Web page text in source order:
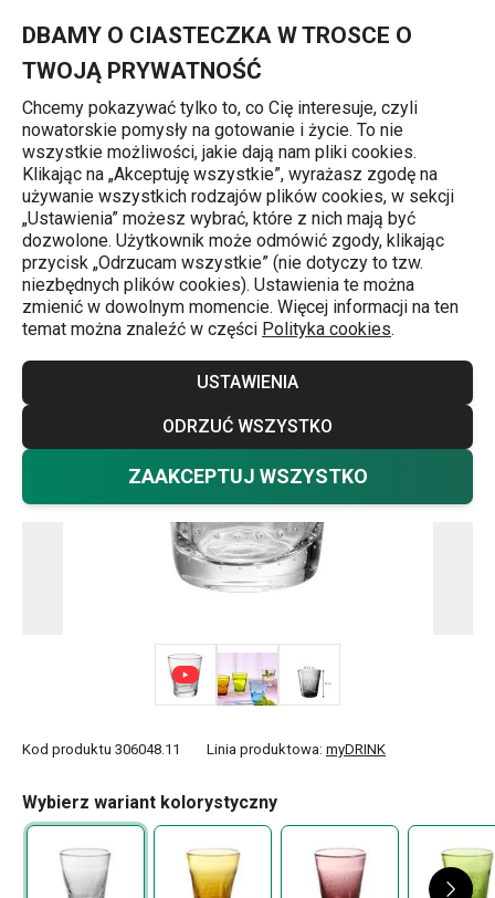
DBAMY O CIASTECZKA W TROSCE O
TWOJĄ PRYWATNOŚĆ
Chcemy pokazywać tylko to, co Cię interesuje, czyli
nowatorskie pomysły na gotowanie i życie. To nie
wszystkie możliwości, jakie dają nam pliki cookies.
Klikając na „Akceptuję wszystkie”, wyrażasz zgodę na
używanie wszystkich rodzajów plików cookies, w sekcji
„Ustawienia” możesz wybrać, które z nich mają być
dozwolone. Użytkownik może odmówić zgody, klikając
przycisk „Odrzucam wszystkie” (nie dotyczy to tzw.
niezbędnych plików cookies). Ustawienia te można
zmienić w dowolnym momencie. Więcej informacji na ten
temat można znaleźć w części Polityka cookies.
USTAWIENIA
ODRZUĆ WSZYSTKO
ZAAKCEPTUJ WSZYSTKO
Szklanki do napojów
Szklanka myDRINK Colori 300 ml,
przeźroczysta
Kod produktu 306048.11 Linia produktowa: myDRINK
Wybierz wariant kolorystyczny